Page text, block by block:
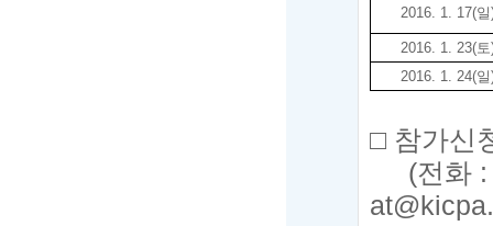
2016. 1. 17(일
2016. 1. 23(토
2016. 1. 24(일
□ 참가신
(전화